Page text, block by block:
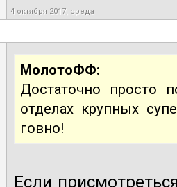
4 октября 2017, среда
МолотоФФ:
Достаточно просто
отделах крупных
говно!
Если